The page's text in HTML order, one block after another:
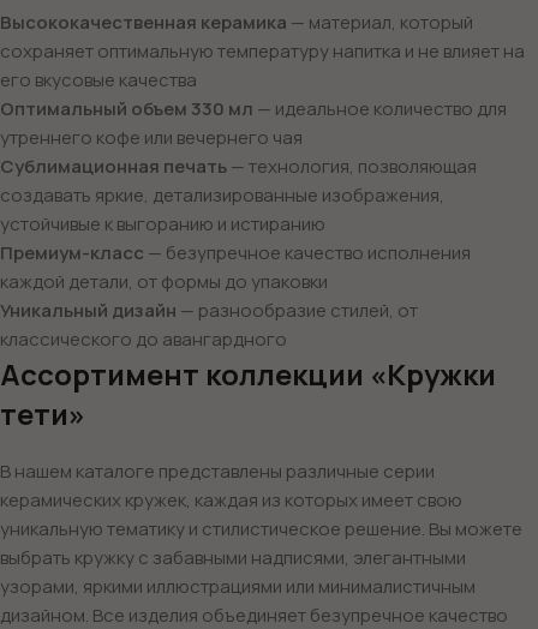
Высококачественная керамика — материал, который
сохраняет оптимальную температуру напитка и не влияет на
его вкусовые качества
Оптимальный объем 330 мл — идеальное количество для
утреннего кофе или вечернего чая
Сублимационная печать— технология, позволяющая
создавать яркие, детализированные изображения,
устойчивые к выгоранию и истиранию
Премиум-класс — безупречное качество исполнения
каждой детали, от формы до упаковки
Уникальный дизайн — разнообразие стилей, от
классического до авангардного
Ассортимент коллекции «Кружки
тети»
В нашем каталоге представлены различные серии
керамических кружек, каждая из которых имеет свою
уникальную тематику и стилистическое решение. Вы можете
выбрать кружку с забавными надписями, элегантными
узорами, яркими иллюстрациями или минималистичным
дизайном. Все изделия объединяет безупречное качество